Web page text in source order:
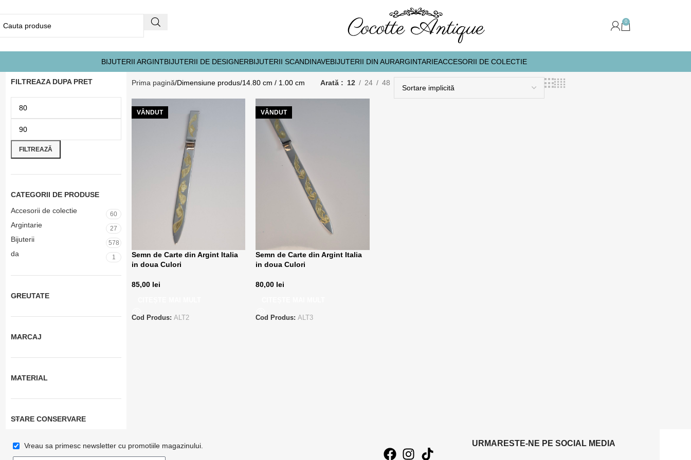
0
BIJUTERII ARGINTBIJUTERII DE DESIGNERBIJUTERII SCANDINAVEBIJUTERII DIN AURARGINTARIEACCESORII DE COLECTIE
FILTREAZA DUPA PRET
FILTREAZĂ
CATEGORII DE PRODUSE
Accesorii de colectie
60
Argintarie 27
Bijuterii 578
da 1
GREUTATE
MARCAJ
MATERIAL
STARE CONSERVARE
Prima pagină Dimensiune produs 14.80 cm / 1.00 cm Arată 12 24 48
VÂNDUT
Semn de Carte din Argint Italia
in doua Culori
85,00 lei
Cod Produs:ALT2
VÂNDUT
Semn de Carte din Argint Italia
in doua Culori
80,00 lei
Cod Produs:ALT3
Vreau sa primesc newsletter cu promotiile magazinului. URMARESTE-NE PE SOCIAL MEDIA